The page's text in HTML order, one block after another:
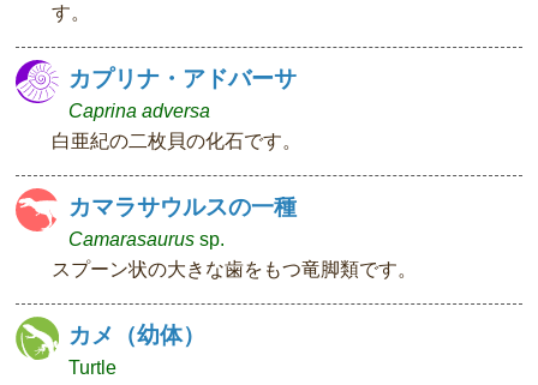
す。
カプリナ・アドバーサ
Caprina adversa
白亜紀の二枚貝の化石です。
カマラサウルスの一種
Camarasaurus sp.
スプーン状の大きな歯をもつ竜脚類です。
カメ（幼体）
Turtle